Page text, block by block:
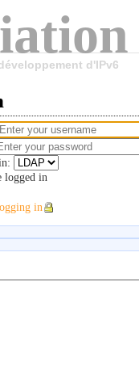
d'IPv6
logged in
in